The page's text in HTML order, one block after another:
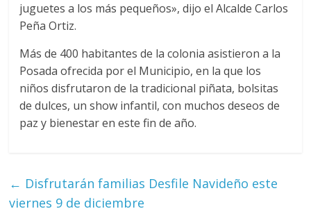
juguetes a los más pequeños», dijo el Alcalde Carlos
Peña Ortiz.
Más de 400 habitantes de la colonia asistieron a la
Posada ofrecida por el Municipio, en la que los
niños disfrutaron de la tradicional piñata, bolsitas
de dulces, un show infantil, con muchos deseos de
paz y bienestar en este fin de año.
← Disfrutarán familias Desfile Navideño este
viernes 9 de diciembre